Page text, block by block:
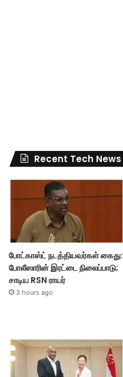
Recent Tech News
போட்காஸ்ட் நடத்தியவர்கள் கைது:
போலீஸாரின் இரட்டை நிலைப்பாடு;
சாடிய RSN ராயர்
3 hours ago